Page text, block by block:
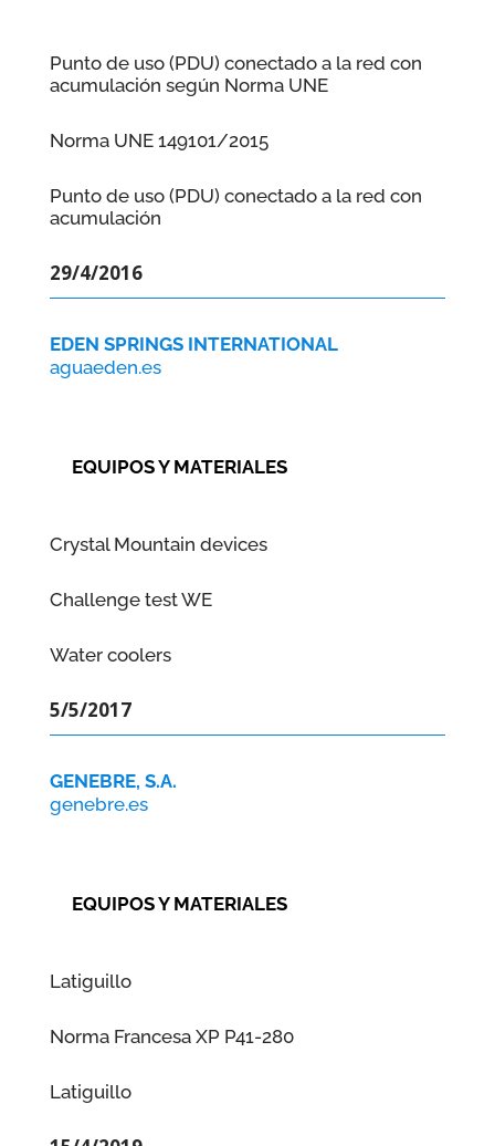
Punto de uso (PDU) conectado a la red con
acumulación según Norma UNE
Norma UNE 149101/2015
Punto de uso (PDU) conectado a la red con
acumulación
29/4/2016
EDEN SPRINGS INTERNATIONAL
aguaeden.es
EQUIPOS Y MATERIALES
Crystal Mountain devices
Challenge test WE
Water coolers
5/5/2017
GENEBRE, S.A.
genebre.es
EQUIPOS Y MATERIALES
Latiguillo
Norma Francesa XP P41-280
Latiguillo